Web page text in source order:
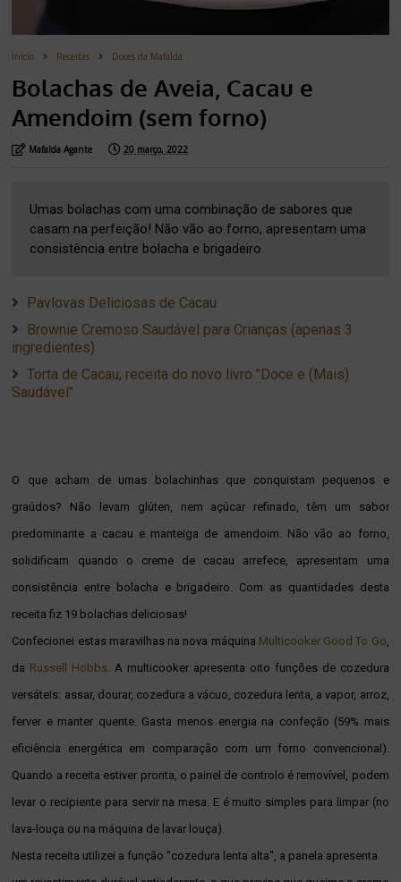
Inicio Receitas Doces da Mafalda
Bolachas de Aveia, Cacau e
Amendoim (sem forno)
Mafalda Agante 20 março, 2022
Umas bolachas com uma combinação de sabores que
casam na perfeição! Não vão ao forno, apresentam uma
consistência entre bolacha e brigadeiro
Pavlovas Deliciosas de Cacau
Brownie Cremoso Saudável para Crianças (apenas 3
ingredientes)
Torta de Cacau, receita do novo livro "Doce e (Mais)
Saudável"
O que acham de umas bolachinhas que conquistam pequenos e
graúdos? Não levam glúten, nem açúcar refinado, têm um sabor
predominante a cacau e manteiga de amendoim. Não vão ao forno,
solidificam quando o creme de cacau arrefece, apresentam uma
consistência entre bolacha e brigadeiro. Com as quantidades desta
receita fiz 19 bolachas deliciosas!
Confecionei estas maravilhas na nova máquina Multicooker Good To Go
da Russell Hobbs . A multicooker apresenta oito funções de cozedura
versáteis: assar, dourar, cozedura a vácuo, cozedura lenta, a vapor, arroz,
ferver e manter quente. Gasta menos energia na confeção (59% mais
eficiência energética em comparação com um forno convencional).
Quando a receita estiver pronta, o painel de controlo é removível, podem
levar o recipiente para servir na mesa. E é muito simples para limpar (no
lava-louça ou na máquina de lavar louça).
Nesta receita utilizei a função "cozedura lenta alta", a panela apresenta